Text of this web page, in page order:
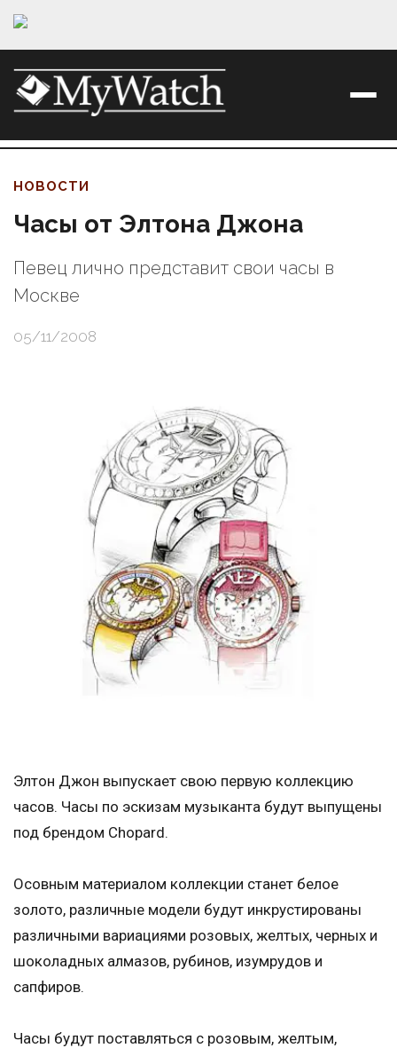
НОВОСТИ
Часы от Элтона Джона
Певец лично представит свои часы в
Москве
05/11/2008
Элтон Джон выпускает свою первую коллекцию
часов. Часы по эскизам музыканта будут выпущены
под брендом Chopard.
Осовным материалом коллекции станет белое
золото, различные модели будут инкрустированы
различными вариациями розовых, желтых, черных и
шоколадных алмазов, рубинов, изумрудов и
сапфиров.
Часы будут поставляться с розовым, желтым,